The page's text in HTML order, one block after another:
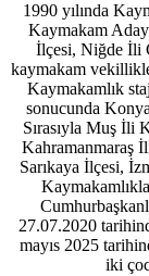
1990 yılında
Kaymakam
İlçesi, Niğde İli
kaymakam
Kaymakamlık
sonucunda
Sırasıyla Muş İli
Kahramanmaraş
Sarıkaya İlçesi,
27.07.2020
mayıs 2025
iki